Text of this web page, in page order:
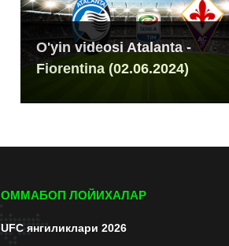
O'yin videosi Atalanta -
Fiorentina (02.06.2024)
ОММАБОП ЛОЙИХАЛАР
UFC янгиликлари 2026